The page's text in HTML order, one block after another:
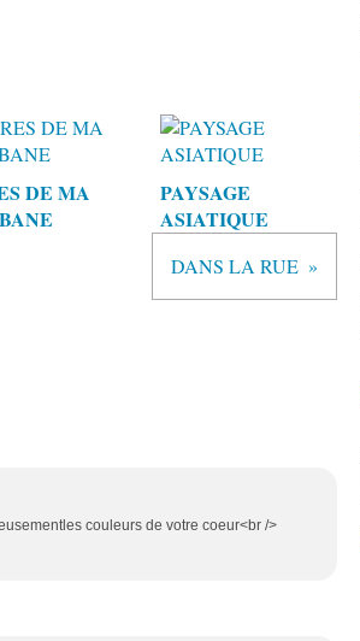
DE MA
PAYSAGE
ASIATIQUE
DANS LA RUE
couleurs de votre coeur<br />